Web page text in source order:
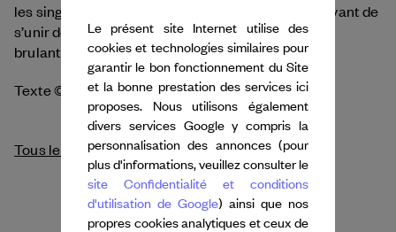
les singularités, qui s’unissent puis se séparent, avant de
s’unir de nouveau. L’unité ? La question est d’une
brulante actualité.
Texte © Noëmie Charrié
Tous les crédits
Le présent site Internet utilise des
cookies et technologies similaires pour
garantir le bon fonctionnement du Site
et la bonne prestation des services ici
proposes. Nous utilisons également
divers services Google y compris la
personnalisation des annonces (pour
plus d'informations, veuillez consulter le
site Confidentialité et conditions
d'utilisation de Google) ainsi que nos
propres cookies analytiques et ceux de